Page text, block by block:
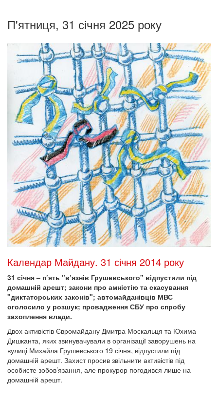
П'ятниця, 31 січня 2025 року
Календар Майдану. 31 січня 2014 року
31 січня – п’ять "в’язнів Грушевського" відпустили під
домашній арешт; закони про амністію та скасування
"диктаторських законів"; автомайданівців МВС
оголосило у розшук; провадження СБУ про спробу
захоплення влади.
Двох активістів Євромайдану Дмитра Москальця та Юхима
Дишканта, яких звинувачували в організації заворушень на
вулиці Михайла Грушевського 19 січня, відпустили під
домашній арешт. Захист просив звільнити активістів під
особисте зобов’язання, але прокурор погодився лише на
домашній арешт.